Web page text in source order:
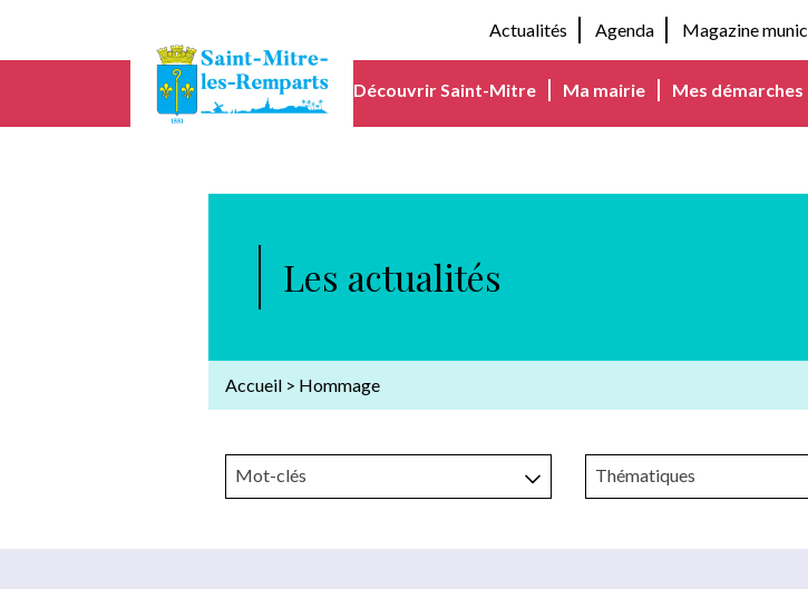
Actualités Agenda Magazine
Découvrir Saint-Mitre Ma mairie Mes démarches
Les actualités
Accueil > Hommage
Mot-clés Thématiques